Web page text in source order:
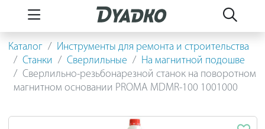
Каталог
Инструменты для ремонта и строительства
Станки
Сверлильные
На магнитной подошве
Сверлильно-резьбонарезной станок на поворотном
магнитном основании PROMA MDMR-100 1001000